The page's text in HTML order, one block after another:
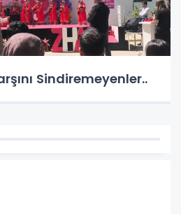
Sindiremeyenler..